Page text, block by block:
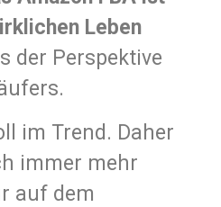
Leben
der Perspektive
im Trend. Daher
immer mehr
auf dem